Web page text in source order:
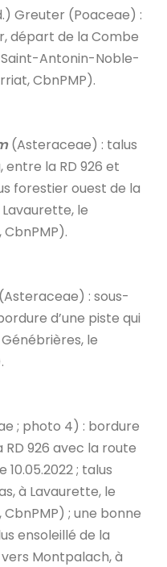
Greuter (Poaceae) :
départ de la Combe
Saint-Antonin-Noble-
CbnPMP).
(Asteraceae) : talus
entre la RD 926 et
forestier ouest de la
le
CbnPMP).
: sous-
d’une piste qui
le
; photo 4) : bordure
926 avec la route
10.05.2022 ; talus
à Lavaurette, le
CbnPMP) ; une bonne
ensoleillé de la
Montpalach, à